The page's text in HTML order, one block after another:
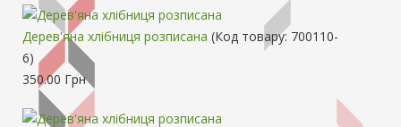
Дерев'яна хлібниця розписана (Код товару: 700110-
6)
350.00 Грн